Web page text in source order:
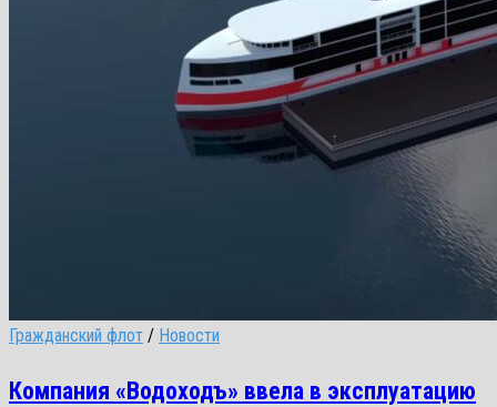
Гражданский флот / Новости
Компания «Водоходъ» ввела в эксплуатацию